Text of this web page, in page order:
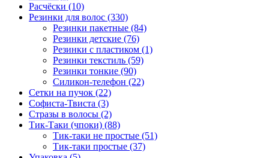
Расчёски (10)
Резинки для волос (330)
Резинки пакетные (84)
Резинки детские (76)
Резинки с пластиком (1)
Резинки текстиль (59)
Резинки тонкие (90)
Силикон-телефон (22)
Сетки на пучок (22)
Софиста-Твиста (3)
Стразы в волосы (2)
Тик-Таки (чпоки) (88)
Тик-таки не простые (51)
Тик-таки простые (37)